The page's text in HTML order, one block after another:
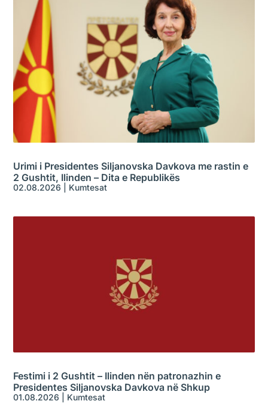
Urimi i Presidentes Siljanovska Davkova me rastin e
2 Gushtit, Ilinden – Dita e Republikës
02.08.2026 Kumtesat
Festimi i 2 Gushtit – Ilinden nën patronazhin e
Presidentes Siljanovska Davkova në Shkup
01.08.2026 Kumtesat